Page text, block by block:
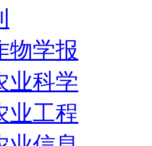
物学报
业科学
业工程